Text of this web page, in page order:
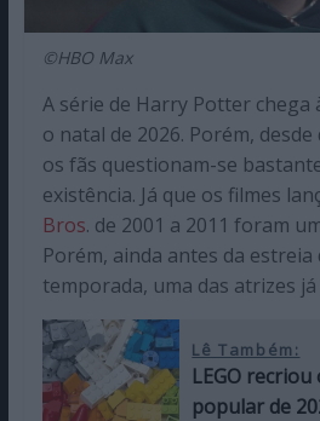
©HBO Max
A série de Harry Potter chega
o natal de 2026. Porém,
os fãs questionam-se
existência. Já que os filmes
Bros. de 2001 a 2011 foram
Porém, ainda antes da
temporada, uma das atrizes
Lê Também:
LEGO
popular de